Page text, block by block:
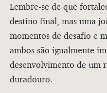
Lembre-se de que
destino final, mas uma
momentos de desafio e
ambos são igualmente
desenvolvimento de um
duradouro.